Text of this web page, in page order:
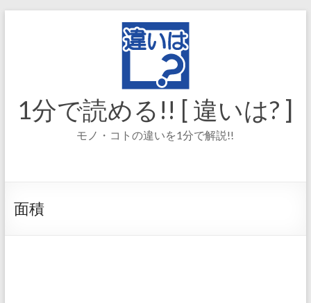
1分で読める!! [ 違いは? ]
モノ・コトの違いを1分で解説!!
面積